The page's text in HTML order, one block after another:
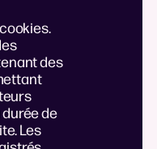
des
de
Les